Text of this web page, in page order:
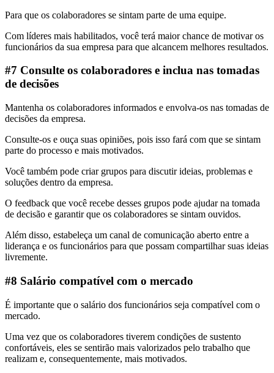
Para que os colaboradores se sintam parte de uma equipe.
Com líderes mais habilitados, você terá maior chance de motivar os
funcionários da sua empresa para que alcancem melhores resultados.
#7 Consulte os colaboradores e inclua nas tomadas
de decisões
Mantenha os colaboradores informados e envolva-os nas tomadas de
decisões da empresa.
Consulte-os e ouça suas opiniões, pois isso fará com que se sintam
parte do processo e mais motivados.
Você também pode criar grupos para discutir ideias, problemas e
soluções dentro da empresa.
O feedback que você recebe desses grupos pode ajudar na tomada
de decisão e garantir que os colaboradores se sintam ouvidos.
Além disso, estabeleça um canal de comunicação aberto entre a
liderança e os funcionários para que possam compartilhar suas ideias
livremente.
#8 Salário compatível com o mercado
É importante que o salário dos funcionários seja compatível com o
mercado.
Uma vez que os colaboradores tiverem condições de sustento
confortáveis, eles se sentirão mais valorizados pelo trabalho que
realizam e, consequentemente, mais motivados.